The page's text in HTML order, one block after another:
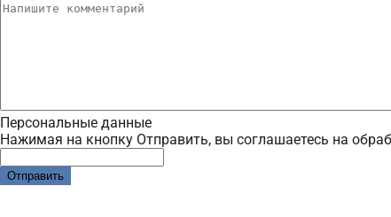
Персональные данные
Нажимая на кнопку Отправить, вы соглашаетесь на
Отправить